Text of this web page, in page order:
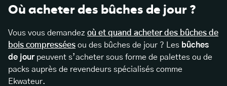
Où acheter des bûches de jour ?
Vous vous demandez où et quand acheter des bûches de
bois compressées ou des bûches de jour ? Les bûches
de jourpeuvent s’acheter sous forme de palettes ou de
packs auprès de revendeurs spécialisés comme
Ekwateur.